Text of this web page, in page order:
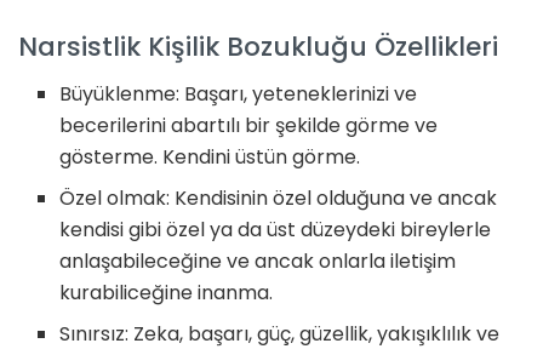
Narsistlik Kişilik Bozukluğu Özellikleri
Büyüklenme: Başarı, yeteneklerinizi ve
becerilerini abartılı bir şekilde görme ve
gösterme. Kendini üstün görme.
Özel olmak: Kendisinin özel olduğuna ve ancak
kendisi gibi özel ya da üst düzeydeki bireylerle
anlaşabileceğine ve ancak onlarla iletişim
kurabiliceğine inanma.
Sınırsız: Zeka, başarı, güç, güzellik, yakışıklılık ve